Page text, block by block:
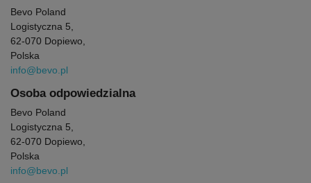
Bevo Poland
Logistyczna 5,
62-070 Dopiewo,
Polska
info@bevo.pl
Osoba odpowiedzialna
Bevo Poland
Logistyczna 5,
62-070 Dopiewo,
Polska
info@bevo.pl